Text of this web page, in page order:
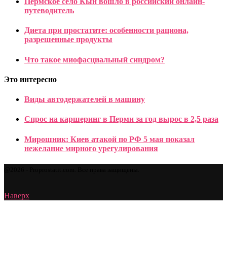
путеводитель
Диета при простатите: особенности рациона,
разрешенные продукты
Что такое миофасциальный синдром?
Это интересно
Виды автодержателей в машину
Спрос на каршеринг в Перми за год вырос в 2,5 раза
Мирошник: Киев атакой по РФ 5 мая показал
нежелание мирного урегулирования
Наверх